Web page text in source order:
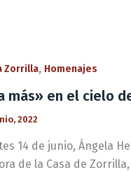
Zorrilla, Homenajes
más» en el cielo
2022
14 de junio, Ángela
de la Casa de